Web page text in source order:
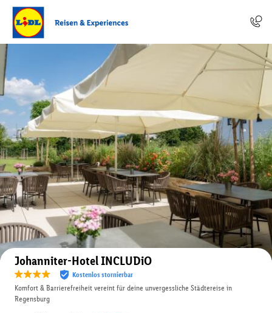
Auf der Karte anzeigen
Johanniter-Hotel INCLUDiO
Kostenlos stornierbar
Komfort & Barrierefreiheit vereint für deine unvergessliche Städtereise in
Regensburg